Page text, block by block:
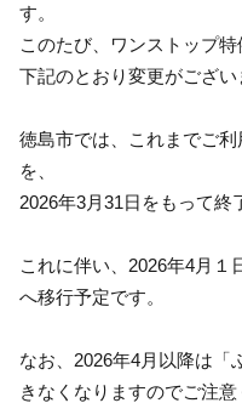
す。
このたび、ワンストップ
下記のとおり変更がござい
徳島市では、これまでご利
を、
2026年3月31日をもって終
これに伴い、2026年4月１
へ移行予定です。
なお、2026年4月以降は「
きなくなりますのでご注意